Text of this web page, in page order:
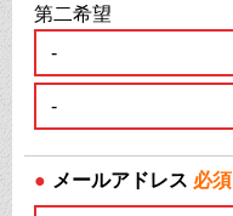
第二希望
● メールアドレス 必須